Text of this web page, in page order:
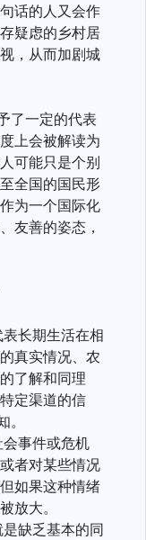
话的人又会作
疑虑的乡村居
，从而加剧城
了一定的代表
上会被解读为
可能只是个别
全国的国民形
为一个国际化
友善的姿态，
长期生活在相
真实情况、农
了解和同理
定渠道的信
事件或危机
者对某些情况
如果这种情绪
放大。
缺乏基本的同